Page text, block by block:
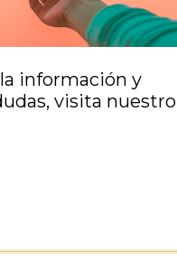
información y
visita nuestro